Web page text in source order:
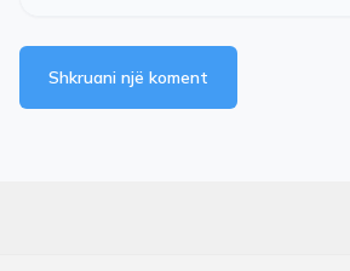
Shkruani një koment